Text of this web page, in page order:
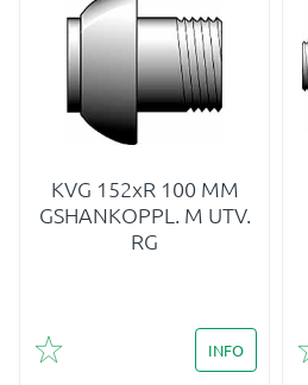
KVG 152xR 100 MM
GSHANKOPPL. M UTV.
RG
Lägg till i favoriter
INFO